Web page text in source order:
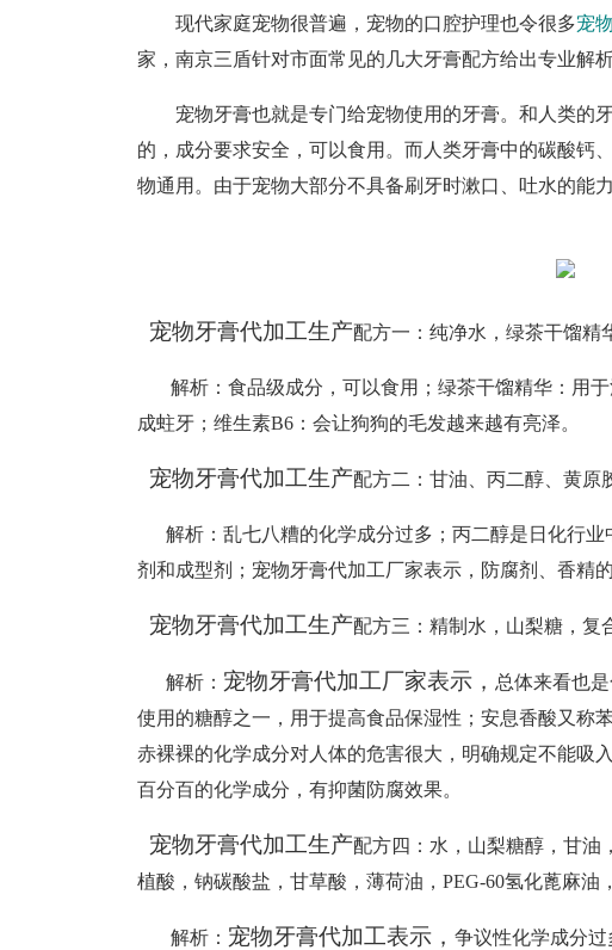
现代家庭宠物很普遍，宠物的口腔护理也令很多宠
家，南京三盾针对市面常见的几大牙膏配方给出专业解
宠物牙膏也就是专门给宠物使用的牙膏。和人类的
的，成分要求安全，可以食用。而人类牙膏中的碳酸钙
物通用。 由于宠物大部分不具备刷牙时漱口、吐水的能
宠物牙膏代加工生产配方一 ： 纯净水，绿茶干馏精
解析 ： 食品级成分，可以食用；绿茶干馏精华：用
成蛀牙；维生素B6：会让狗狗的毛发越来越有亮泽。
宠物牙膏代加工生产配方二 ： 甘油、丙二醇、黄原
解析 ： 乱七八糟的化学成分过多；丙二醇是日化行
剂和成型剂； 宠物牙膏代加工厂家表示， 防腐剂、香精
宠物牙膏代加工生产配方三 ： 精制水，山梨糖，复
解析 ： 宠物牙膏代加工厂家表示， 总体来看也
使用的糖醇之一，用于提高食品保湿性；安息香酸又称
赤裸裸的化学成分对人体的危害很大，明确规定不能吸
百分百的化学成分，有抑菌防腐效果。
宠物牙膏代加工生产配方四 ： 水，山梨糖醇，甘油
植酸，钠碳酸盐，甘草酸，薄荷油， PEG-60氢化蓖麻油
解析 ： 宠物牙膏代加工表示， 争议性化学成分